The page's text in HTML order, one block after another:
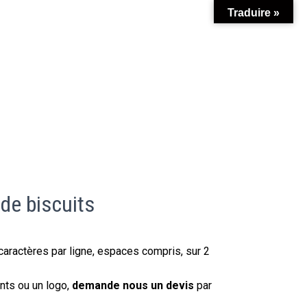
biscuits
par ligne, espaces compris, sur 2
ou un logo, demande nous un devis par
Traduire »